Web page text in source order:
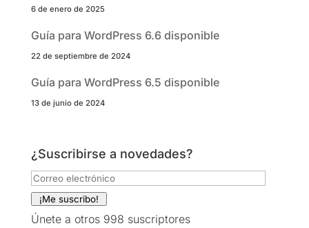
6 de enero de 2025
Guía para WordPress 6.6 disponible
22 de septiembre de 2024
Guía para WordPress 6.5 disponible
13 de junio de 2024
¿Suscribirse a novedades?
Correo
electrónico
¡Me suscribo!
Únete a otros 998 suscriptores